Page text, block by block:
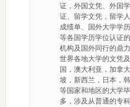
证，外国文凭、外国
证、留学文凭，留学
成绩单、国外大学学
等各国学历学位认证
机构及国外同行的鼎
世界各地大学的文凭
国，澳大利亚，加拿
坡，新西兰，日本，
等国家和地区的大学
多，涉及从普通的专